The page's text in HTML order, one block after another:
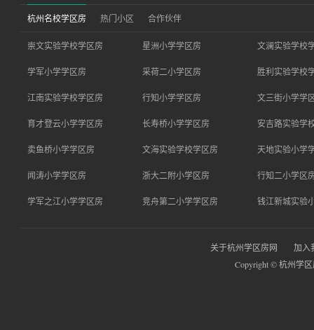
杭州名校学区房 热门小区 合作伙伴
崇文实验学校学区房 星洲小学学区房 文澜实验学校
学军小学学区房 采荷二小学区房 胜利实验学校
江南实验学校学区房 行知小学学区房 文三街小学学
育才登云小学学区房 长寿桥小学学区房 安吉路实验学
卖鱼桥小学学区房 文海实验学校学区房 天地实验小学
闻涛小学学区房 浙大二附小学区房 行知二小学区
学军之江小学学区房 竞舟第二小学学区房 钱江新城实验
关于杭州学区房网
加入
Copyright © 杭州学